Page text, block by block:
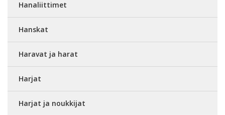
Hanaliittimet
Hanskat
Haravat ja harat
Harjat
Harjat ja noukkijat